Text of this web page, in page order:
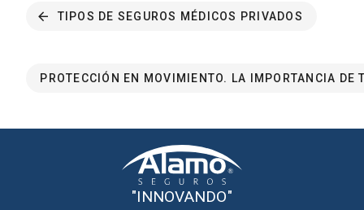
TIPOS DE SEGUROS MÉDICOS PRIVADOS
PROTECCIÓN EN MOVIMIENTO. LA IMPORTANCIA DE
"INNOVANDO"